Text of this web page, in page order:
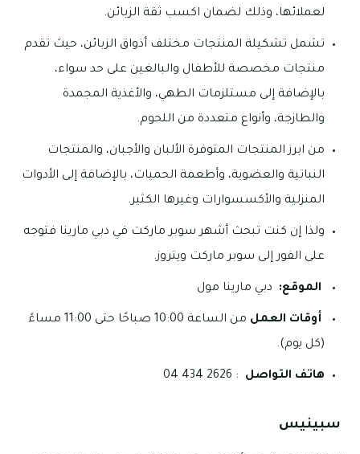
لعملائها، وذلك لضمان اكسب ثقة الزبائن.
تشمل تشكيلة المنتجات مختلف أذواق الزبائن، حيث تقدم
منتجات مخصصة للأطفال والبالغين على حد سواء،
بالإضافة إلى مستلزمات الطهي، والأغذية المجمدة
والطازجة، وأنواع متعددة من اللحوم.
من ابرز المنتجات المتوفرة الألبان والأجبان، والمنتجات
النباتية والعضوية، وأطعمة الحميات، بالإضافة إلى الأدوات
المنزلية والأكسسوارات وغيرها الكثير.
ولذا إن كنت تبحث أشهر سوبر ماركت في دبي مارينا فتوجه
على الفور إلى سوبر ماركت ويتروز.
الموقع: دبي مارينا مول
أوقات العمل
من الساعة 10:00 صباحًا حتى 11:00 مساءً
(كل يوم).
هاتف التواصل : 2626 434 04
سبينيس